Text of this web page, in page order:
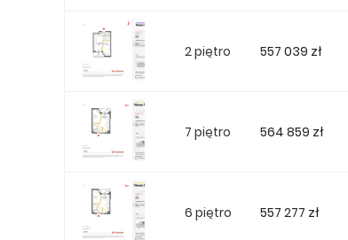
2 piętro 557 039 zł
7 piętro 564 859 zł
6 piętro 557 277 zł